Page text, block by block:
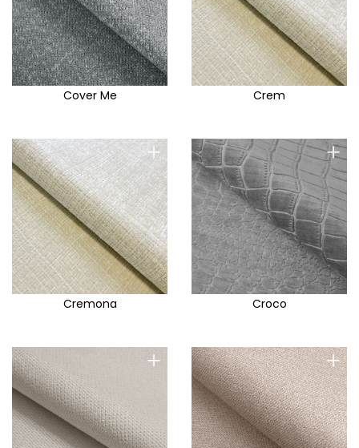
Cover Me Crem
+
Cremona
+
Croco
+ +